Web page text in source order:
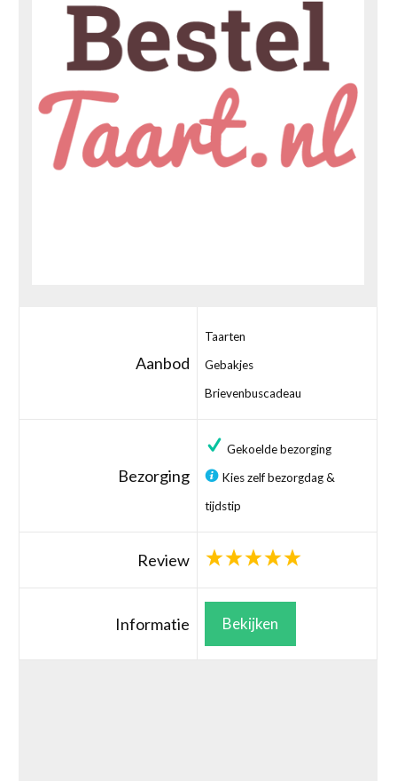
Aanbod
Taarten
Gebakjes
Brievenbuscadeau
Bezorging
Gekoelde bezorging
Kies zelf bezorgdag &
tijdstip
Review
Informatie Bekijken